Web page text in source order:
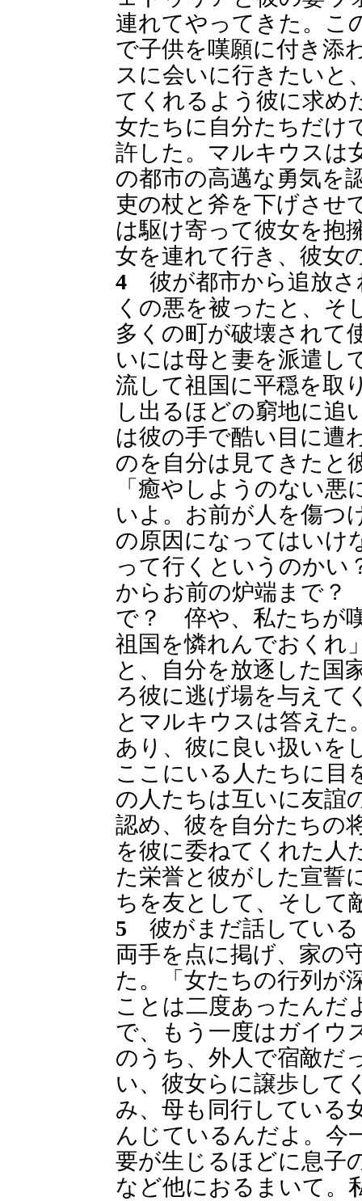
連れてやってきた。こ
で子供を嘆願に付き添
スに会いに行きたいと
てくれるよう彼に求め
女たちに自分たちだけ
許した。マルキウスは
の都市の高邁な勇気を
吏の杖と斧を下げさせ
は駆け寄って彼女を抱
女を連れて行き、彼女
4 彼が都市から追放さ
くの悪を被ったと、そ
多くの町が破壊されて
いには母と妻を派遣し
流して祖国に平穏を取
し出るほどの窮地に追
は彼の手で酷い目に遭
のを自分は見てきたと
「癒やしようのない
いよ。お前が人を傷つ
の原因になってはいけ
って行くというのか
からお前の炉端まで
で？ 倅や、私たちが
祖国を憐れんでおくれ
と、自分を放逐した国
ろ彼に逃げ場を与えて
とマルキウスは答えた
あり、彼に良い扱いを
ここにいる人たちに目
の人たちは互いに友誼
認め、彼を自分たちの
を彼に委ねてくれた人
た栄誉と彼がした宣誓
ちを友として、そして
5 彼がまだ話している
両手を点に掲げ、家の
た。「女たちの行列が
ことは二度あったんだ
で、もう一度はガイウ
のうち、外人で宿敵だ
い、彼女らに譲歩して
み、母も同行している
んじているんだよ。今
要が生じるほどに息子
など他におるまいて。